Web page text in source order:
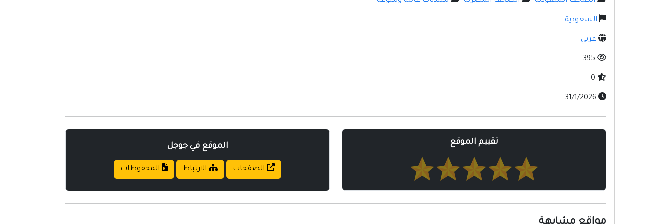
السعودية
عربي
تقييم الموقع الموقع في جوجل
الصفحات الارتباط المحفوظات